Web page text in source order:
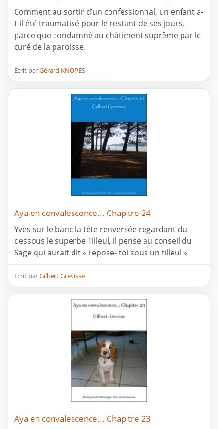
Comment au sortir d’un confessionnal, un enfant a-
t-il été traumatisé pour le restant de ses jours,
parce que condamné au châtiment suprême par le
curé de la paroisse.
Ecrit parGérard KNOPES
Aya en convalescence... Chapitre 24
Yves sur le banc la tête renversée regardant du
dessous le superbe Tilleul, il pense au conseil du
Sage qui aurait dit « repose- toi sous un tilleul »
Ecrit parGilbert Grevisse
Aya en convalescence... Chapitre 23